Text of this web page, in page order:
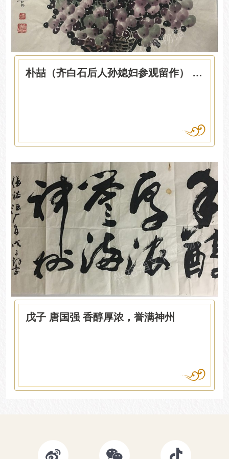
朴喆（齐白石后人孙媳妇参观留作） 花篮葡萄
戊子 唐国强 香醇厚浓，誉满神州